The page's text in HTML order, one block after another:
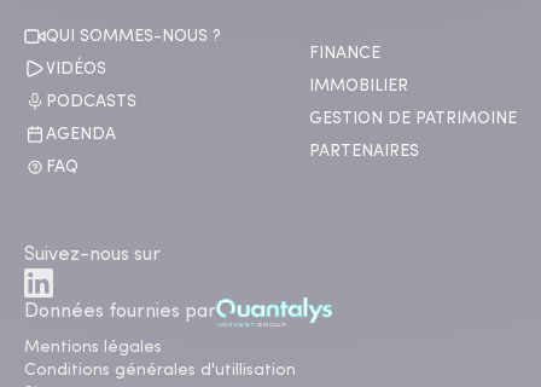
QUI SOMMES-NOUS ?
VIDÉOS
PODCASTS
AGENDA
FAQ
FINANCE
IMMOBILIER
GESTION DE PATRIMOINE
PARTENAIRES
Suivez-nous sur
Données fournies par
Mentions légales
Conditions générales d'utillisation